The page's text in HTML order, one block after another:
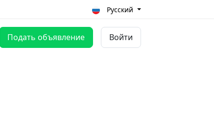
Русский
Подать объявление Войти